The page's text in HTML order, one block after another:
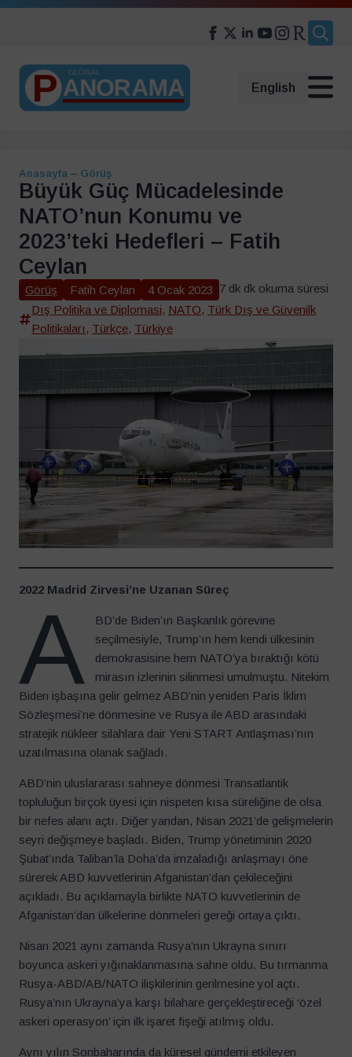
English
Anasayfa – Görüş
Büyük Güç Mücadelesinde
NATO’nun Konumu ve
2023’teki Hedefleri – Fatih
Ceylan
Görüş Fatih Ceylan 4 Ocak 2023 7 dk dk okuma süresi
Dış Politika ve Diplomasi, NATO, Türk Dış ve Güvenilk
Politikaları , Türkçe, Türkiye
2022 Madrid Zirvesi’ne Uzanan Süreç
A
BD’de Biden’ın Başkanlık görevine
seçilmesiyle, Trump’ın hem kendi ülkesinin
demokrasisine hem NATO’ya bıraktığı kötü
mirasın izlerinin silinmesi umulmuştu. Nitekim
Biden işbaşına gelir gelmez ABD’nin yeniden Paris İklim
Sözleşmesi’ne dönmesine ve Rusya ile ABD arasındaki
stratejik nükleer silahlara dair Yeni START Antlaşması’nın
uzatılmasına olanak sağladı.
ABD’nin uluslararası sahneye dönmesi Transatlantik
topluluğun birçok üyesi için nispeten kısa süreliğine de olsa
bir nefes alanı açtı. Diğer yandan, Nisan 2021’de gelişmelerin
seyri değişmeye başladı. Biden, Trump yönetiminin 2020
Şubat’ında Taliban’la Doha’da imzaladığı anlaşmayı öne
sürerek ABD kuvvetlerinin Afganistan’dan çekileceğini
açıkladı. Bu açıklamayla birlikte NATO kuvvetlerinin de
Afganistan’dan ülkelerine dönmeleri gereği ortaya çıktı.
Nisan 2021 aynı zamanda Rusya’nın Ukrayna sınırı
boyunca askeri yığınaklanmasına sahne oldu. Bu tırmanma
Rusya-ABD/AB/NATO ilişkilerinin gerilmesine yol açtı.
Rusya’nın Ukrayna’ya karşı bilahare gerçekleştireceği ‘özel
askeri operasyon’ için ilk işaret fişeği atılmış oldu.
Aynı yılın Sonbaharında da küresel gündemi etkileyen